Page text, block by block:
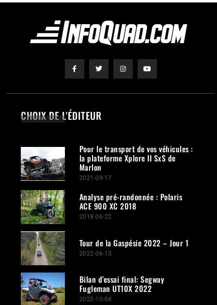
CHOIX DE L'ÉDITEUR
Pour le transport de vos véhicules :
la plateforme Xplore II SxS de
Marlon
2021-09-17
Analyse pré-randonnée : Polaris
ACE 900 XC 2018
2018-06-22
Tour de la Gaspésie 2022 – Jour 1
2022-06-13
Bilan d’essai final: Segway
Fugleman UT10X 2022
2022-10-04